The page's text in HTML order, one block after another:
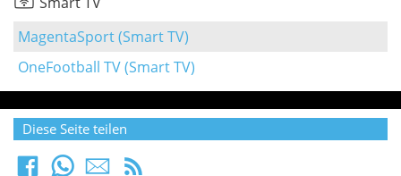
MagentaSport (Smart TV)
OneFootball TV (Smart TV)
Diese Seite teilen